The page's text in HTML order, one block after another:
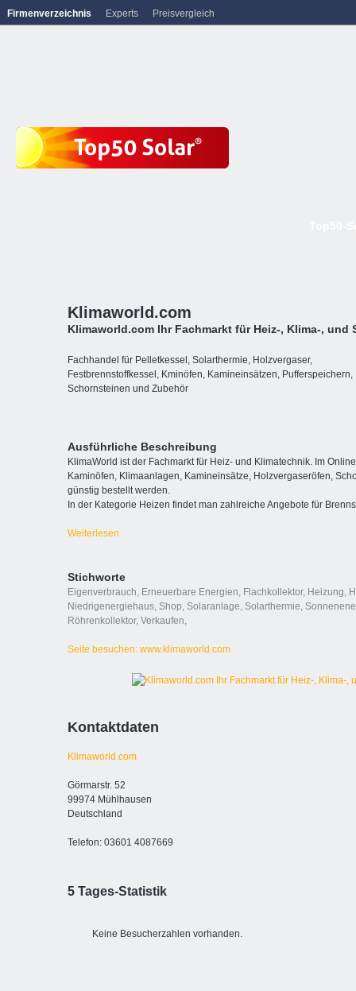
Klimaworld.com
Klimaworld.com Ihr Fachmarkt für Heiz-, Klima-,
Fachhandel für Pelletkessel, Solarthermie, Holzvergaser,
Festbrennstoffkessel, Kminöfen, Kamineinsätzen, Pufferspeichern,
Schornsteinen und Zubehör
Ausführliche Beschreibung
KlimaWorld ist der Fachmarkt für Heiz- und Klimatechnik. Im
Kaminöfen, Klimaanlagen, Kamineinsätze, Holzvergaseröfen,
günstig bestellt werden.
In der Kategorie Heizen findet man zahlreiche Angebote für
Weiterlesen
Stichworte
Eigenverbrauch, Erneuerbare Energien, Flachkollektor, Heizung,
Niedrigenergiehaus, Shop, Solaranlage, Solarthermie,
Röhrenkollektor, Verkaufen,
Seite besuchen: www.klimaworld.com
Kontaktdaten
Klimaworld.com
Görmarstr. 52
99974 Mühlhausen
Deutschland
Telefon: 03601 4087669
5 Tages-Statistik
Keine Besucherzahlen vorhanden.
Firmenverzeichnis Experts Preisvergleich